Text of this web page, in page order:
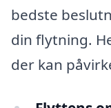
bedste
din flytning.
der kan